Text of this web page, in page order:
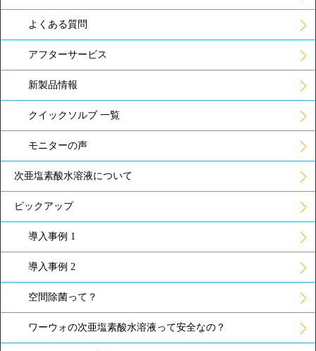
よくある質問
アフターサービス
新製品情報
クイックソルブ 一覧
モニターの声
次亜塩素酸水溶液について
ピックアップ
導入事例 1
導入事例 2
空間除菌って？
ワーウォの次亜塩素酸水溶液って安全なの？